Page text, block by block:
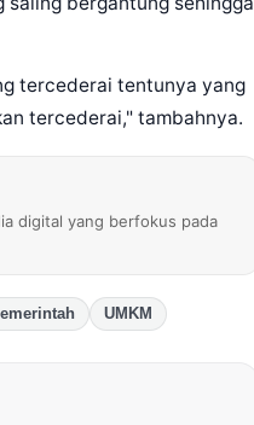
tercederai tentunya yang
tercederai," tambahnya.
digital yang berfokus pada
UMKM